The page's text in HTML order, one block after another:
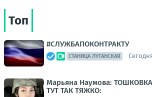
Топ
#СЛУЖБАПОКОНТРАКТУ
СТАНИЦА ЛУГАНСКАЯ
Марьяна Наумова:
ТУТ ТАК ТЯЖКО: